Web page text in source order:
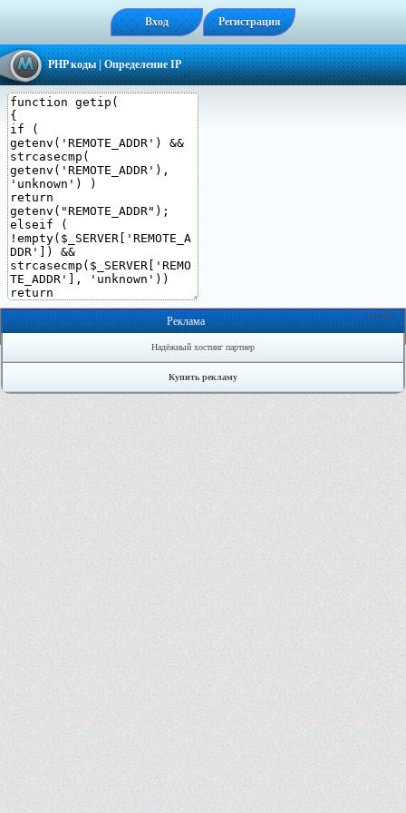
Вход Регистрация
PHP коды| Определение IP
Онлайн: 1
Реклама
Надёжный хостинг партнер
Купить рекламу